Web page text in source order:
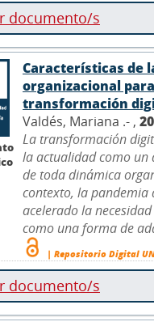
documento/s
Características de
organizacional
transformación
Valdés, Mariana .- ,
La transformación
la actualidad como un
de toda dinámica
contexto, la pandemia
acelerado la
como una forma de
| Repositorio Digital
documento/s